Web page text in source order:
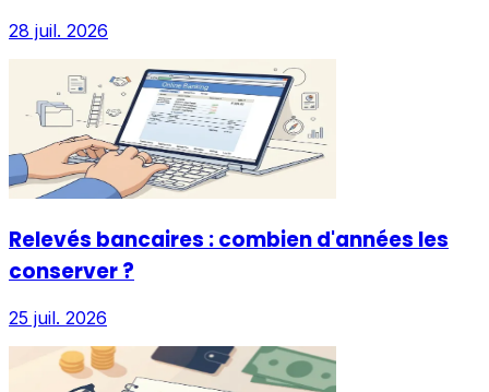
28 juil. 2026
Relevés bancaires : combien d'années les
conserver ?
25 juil. 2026